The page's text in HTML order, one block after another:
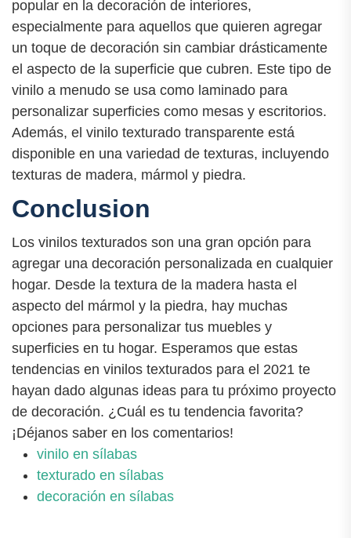
popular en la decoración de interiores,
especialmente para aquellos que quieren agregar
un toque de decoración sin cambiar drásticamente
el aspecto de la superficie que cubren. Este tipo de
vinilo a menudo se usa como laminado para
personalizar superficies como mesas y escritorios.
Además, el vinilo texturado transparente está
disponible en una variedad de texturas, incluyendo
texturas de madera, mármol y piedra.
Conclusion
Los vinilos texturados son una gran opción para
agregar una decoración personalizada en cualquier
hogar. Desde la textura de la madera hasta el
aspecto del mármol y la piedra, hay muchas
opciones para personalizar tus muebles y
superficies en tu hogar. Esperamos que estas
tendencias en vinilos texturados para el 2021 te
hayan dado algunas ideas para tu próximo proyecto
de decoración. ¿Cuál es tu tendencia favorita?
¡Déjanos saber en los comentarios!
vinilo en sílabas
texturado en sílabas
decoración en sílabas